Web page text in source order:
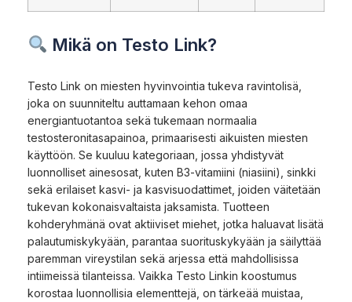
Mikä on Testo Link?
Testo Link on miesten hyvinvointia tukeva ravintolisä,
joka on suunniteltu auttamaan kehon omaa
energiantuotantoa sekä tukemaan normaalia
testosteronitasapainoa, primaarisesti aikuisten miesten
käyttöön. Se kuuluu kategoriaan, jossa yhdistyvät
luonnolliset ainesosat, kuten B3-vitamiini (niasiini), sinkki
sekä erilaiset kasvi- ja kasvisuodattimet, joiden väitetään
tukevan kokonaisvaltaista jaksamista. Tuotteen
kohderyhmänä ovat aktiiviset miehet, jotka haluavat lisätä
palautumiskykyään, parantaa suorituskykyään ja säilyttää
paremman vireystilan sekä arjessa että mahdollisissa
intiimeissä tilanteissa. Vaikka Testo Linkin koostumus
korostaa luonnollisia elementtejä, on tärkeää muistaa,